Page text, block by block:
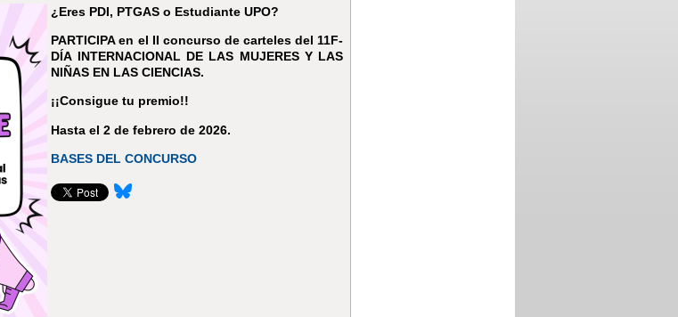
¿Eres PDI, PTGAS o Estudiante UPO?
PARTICIPA en el II concurso de carteles del 11F-
DÍA INTERNACIONAL DE LAS MUJERES Y LAS
NIÑAS EN LAS CIENCIAS.
¡¡Consigue tu premio!!
Hasta el 2 de febrero de 2026.
BASES DEL CONCURSO